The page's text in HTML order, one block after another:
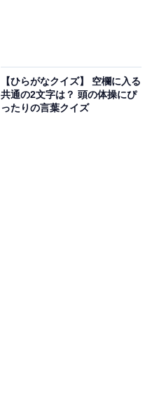
【ひらがなクイズ】 空欄に入る
共通の2文字は？ 頭の体操にぴ
ったりの言葉クイズ